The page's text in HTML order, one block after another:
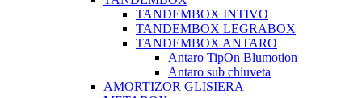
TANDEMBOX INTIVO
TANDEMBOX LEGRABOX
TANDEMBOX ANTARO
Antaro TipOn Blumotion
Antaro sub chiuveta
AMORTIZOR GLISIERA